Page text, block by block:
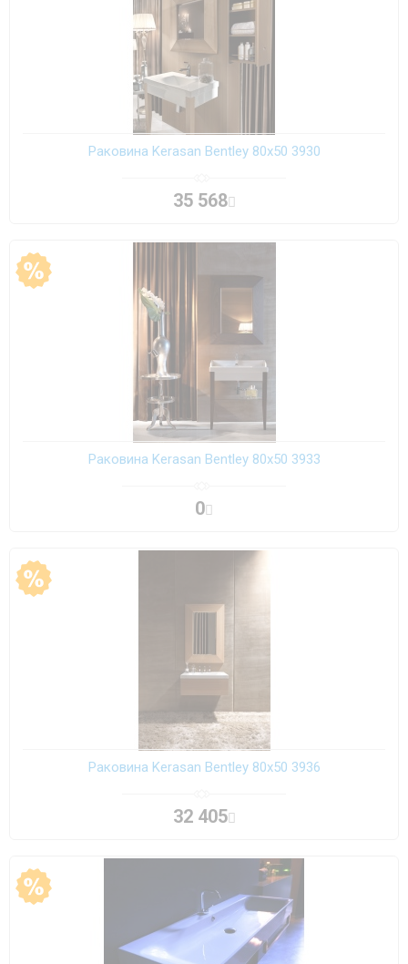
Раковина Kerasan Bentley 80х50 3930
35 568
Раковина Kerasan Bentley 80х50 3933
0
Раковина Kerasan Bentley 80х50 3936
32 405